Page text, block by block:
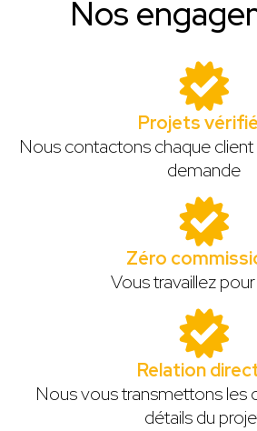
Nos
Projets
Nous contactons chaque
demande
Zéro
Vous travaillez
Relation
Nous vous transmettons les
détails du